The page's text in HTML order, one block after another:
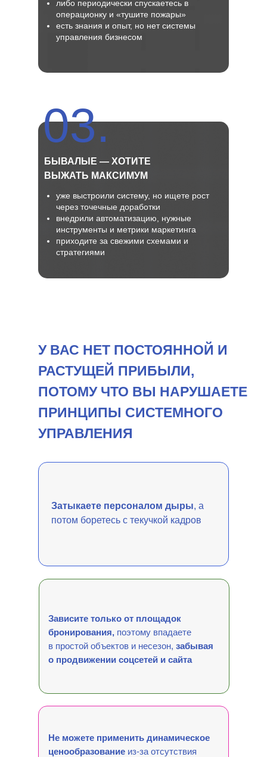
03.
БЫВАЛЫЕ — ХОТИТЕ
ВЫЖАТЬ МАКСИМУМ
либо периодически спускаетесь в
операционку и «тушите пожары»
есть знания и опыт, но нет системы
управления бизнесом
уже выстроили систему, но ищете рост
через точечные доработки
внедрили автоматизацию, нужные
инструменты и метрики маркетинга
приходите за свежими схемами и
стратегиями
У ВАС НЕТ ПОСТОЯННОЙ И
РАСТУЩЕЙ ПРИБЫЛИ,
ПОТОМУ ЧТО ВЫ НАРУШАЕТЕ
ПРИНЦИПЫ СИСТЕМНОГО
УПРАВЛЕНИЯ
Затыкаете персоналом дыры, а
потом боретесь с текучкой кадров
Зависите только от площадок
бронирования, поэтому впадаете
в простой объектов и несезон, забывая
о продвижении соцсетей и сайта
Не можете применить динамическое
ценообразование из-за отсутствия